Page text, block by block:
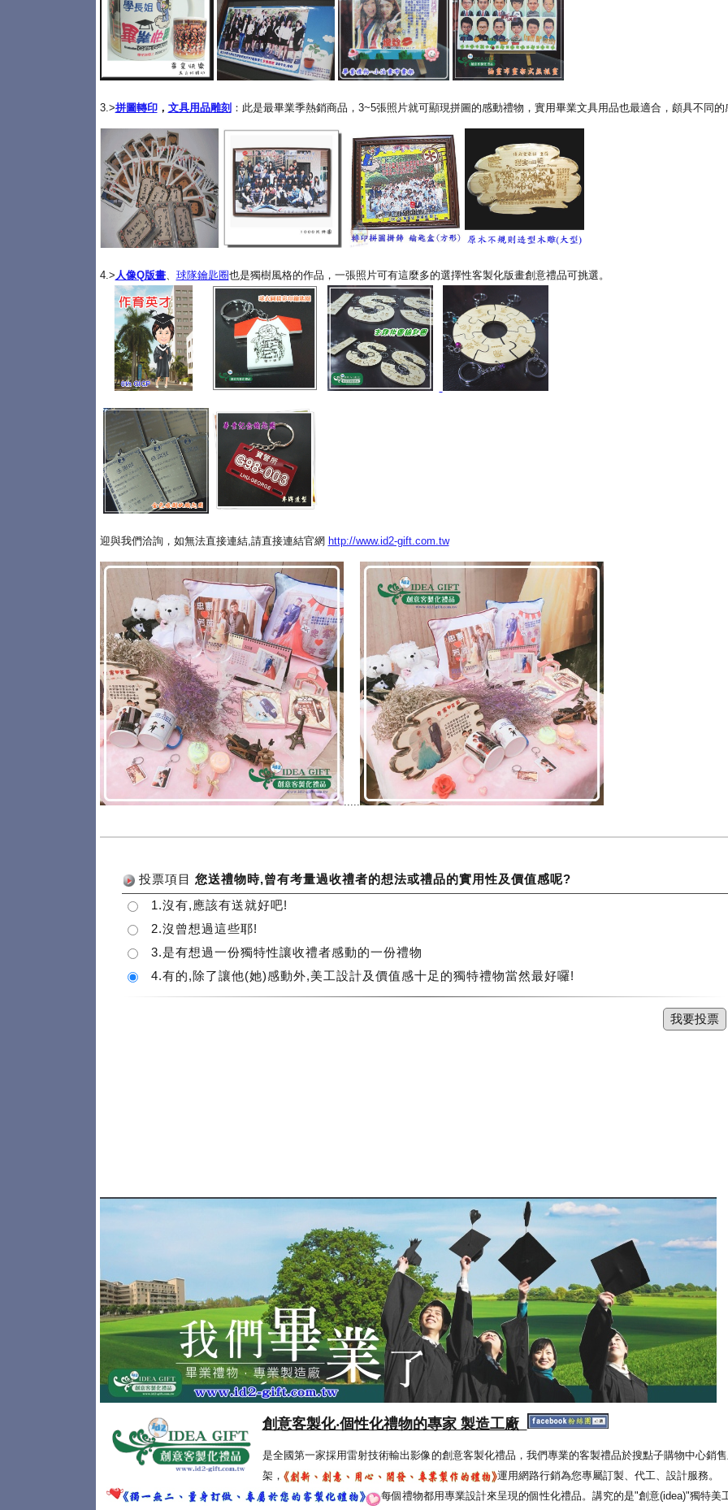
3.>拼圖轉印， 文具用品雕刻 ：此是最畢業季熱銷商品，3~5張照片就可顯現拼圖的感動禮物，實用畢業文具用品也最適合，頗具不同
4.> 人像Q版畫、 球隊鑰匙圈也是獨樹風格的作品，一張照片可有這麼多的選擇性客製化版畫創意禮品可挑選。
迎與我們洽詢，如無法直接連結,請直接連結官網 http://www.id2-gift.com.tw
.....
創意客製化‧個性化禮物的專家 製造工廠
是全國第一家採用雷射技術輸出影像的創意客製化禮品，我們專業的客製禮品於搜點子購物中心銷
架，
運用網路行銷為您專屬訂製、代工、設計服務。
每個禮物都用專業設計來呈現的個性化禮品。講究的是"創意(idea)"獨特美